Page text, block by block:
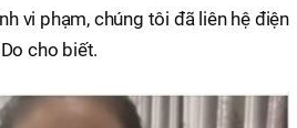
vi phạm, chúng tôi đã liên hệ điện
cho biết.